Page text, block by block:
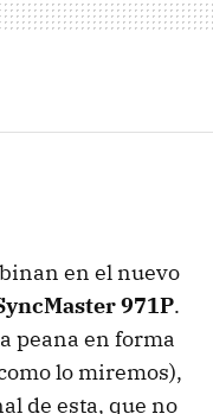
en el nuevo
971P.
peana en forma
lo miremos),
de esta, que no